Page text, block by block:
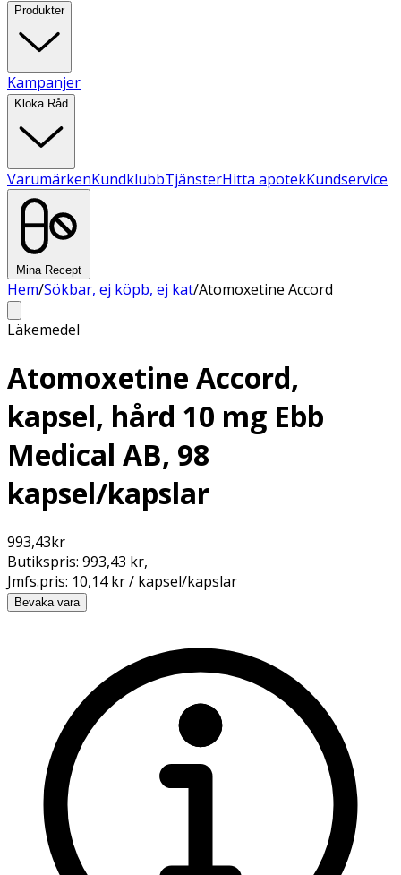
Produkter
Kampanjer
Kloka Råd
VarumärkenKundklubbTjänsterHitta apotekKundservice
Mina Recept
Hem/Sökbar, ej köpb, ej kat/Atomoxetine Accord
Läkemedel
Atomoxetine Accord,
kapsel, hård 10 mg Ebb
Medical AB, 98
kapsel/kapslar
993,43kr
Butikspris: 993,43 kr,
Jmfs.pris: 10,14 kr / kapsel/kapslar
Bevaka vara